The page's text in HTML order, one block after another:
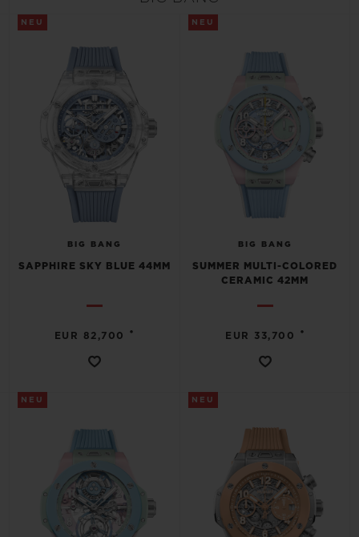
NEU
BIG BANG
SAPPHIRE SKY BLUE 44MM
EUR 82,700 •
NEU
BIG BANG
SUMMER MULTI-COLORED
CERAMIC 42MM
EUR 33,700 •
NEU NEU
SUMMER MULTI-
PEACH CERAMIC
KONTAKT